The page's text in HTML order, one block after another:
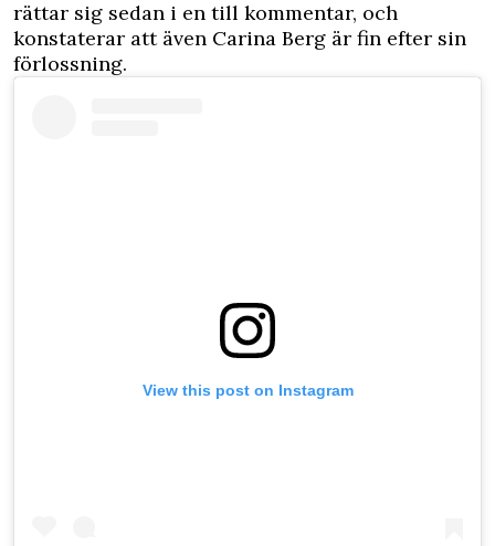
rättar sig sedan i en till kommentar, och
konstaterar att även Carina Berg är fin efter sin
förlossning.
View this post on Instagram